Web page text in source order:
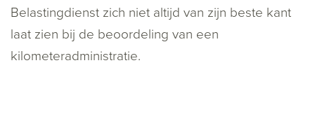
Belastingdienst zich niet altijd van zijn beste kant
laat zien bij de beoordeling van een
kilometeradministratie.